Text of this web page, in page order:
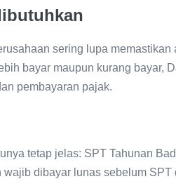
sering lupa
bayar maupun kurang bayar,
pembayaran pajak.
tetap jelas: SPT Tahunan
dibayar lunas sebelum SPT